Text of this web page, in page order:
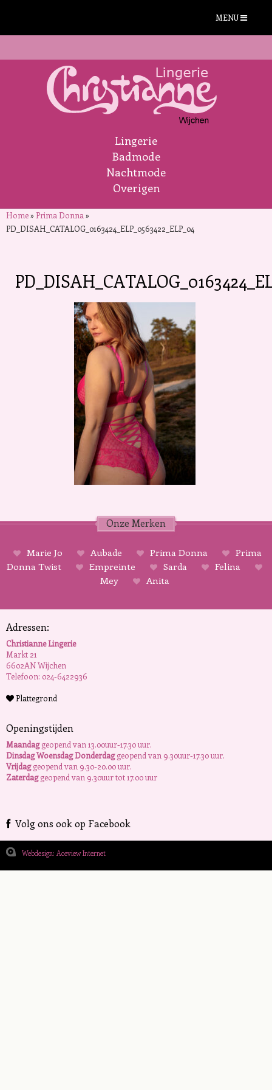
MENU
Lingerie
Badmode
Nachtmode
Overigen
Home»Prima Donna »
PD_DISAH_CATALOG_0163424_ELP_0563422_ELP_04
Onze Merken
Marie Jo Aubade Prima Donna
Prima
Donna Twist
Empreinte Sarda
Felina
Mey
Anita
Adressen:
Christianne Lingerie
Markt 21
6602AN Wijchen
Telefoon: 024-6422936
Plattegrond
Openingstijden
Maandaggeopend van 13.00uur-17.30 uur.
Dinsdag Woensdag Donderdaggeopend van 9.30uur-17.30 uur.
Vrijdaggeopend van 9.30-20.00 uur.
Zaterdaggeopend van 9.30uur tot 17.00 uur
Volg ons ook op Facebook
Webdesign: Aceview Internet